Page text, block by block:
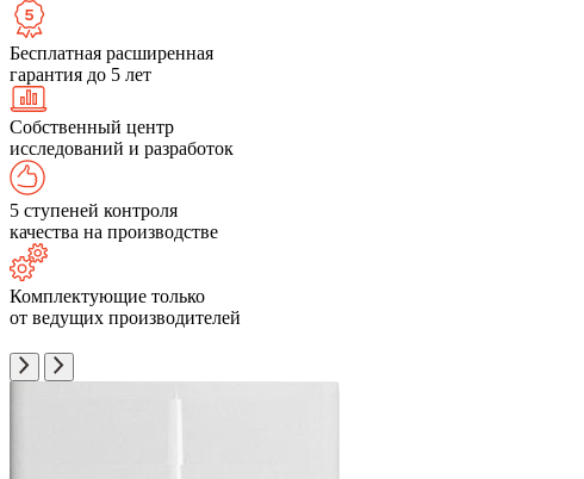
Бесплатная расширенная
гарантия до 5 лет
Собственный центр
исследований и разработок
5 ступеней контроля
качества на производстве
Комплектующие только
от ведущих производителей